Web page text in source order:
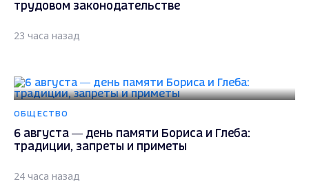
трудовом законодательстве
23 часа назад
ОБЩЕСТВО
6 августа — день памяти Бориса и Глеба:
традиции, запреты и приметы
24 часа назад